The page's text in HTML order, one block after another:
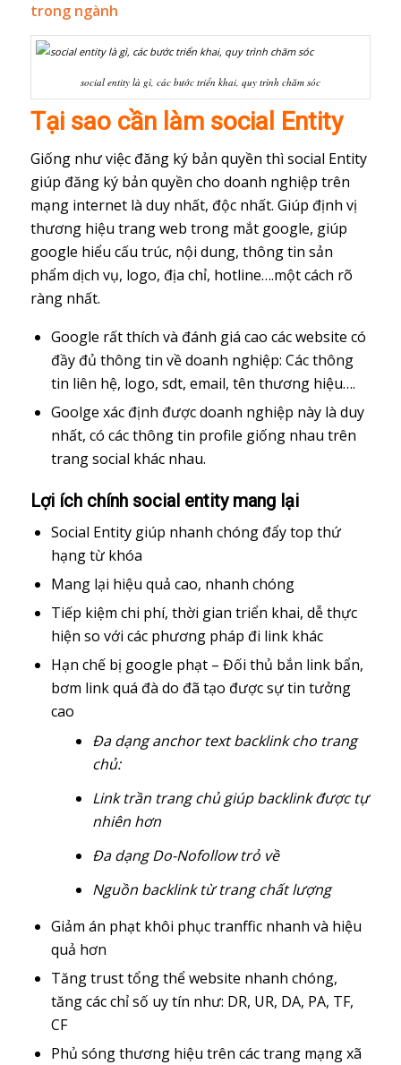
trong ngành
social entity là gì, các bước triển khai, quy trình chăm sóc
Tại sao cần làm social Entity
Giống như việc đăng ký bản quyền thì social Entity
giúp đăng ký bản quyền cho doanh nghiệp trên
mạng internet là duy nhất, độc nhất. Giúp định vị
thương hiệu trang web trong mắt google, giúp
google hiểu cấu trúc, nội dung, thông tin sản
phẩm dịch vụ, logo, địa chỉ, hotline….một cách rõ
ràng nhất.
Google rất thích và đánh giá cao các website có
đầy đủ thông tin về doanh nghiệp: Các thông
tin liên hệ, logo, sdt, email, tên thương hiệu….
Goolge xác định được doanh nghiệp này là duy
nhất, có các thông tin profile giống nhau trên
trang social khác nhau.
Lợi ích chính social entity mang lại
Social Entity giúp nhanh chóng đẩy top thứ
hạng từ khóa
Mang lại hiệu quả cao, nhanh chóng
Tiếp kiệm chi phí, thời gian triển khai, dễ thực
hiện so với các phương pháp đi link khác
Hạn chế bị google phạt – Đối thủ bắn link bẩn,
bơm link quá đà do đã tạo được sự tin tưởng
cao
Đa dạng anchor text backlink cho trang
chủ:
Link trần trang chủ giúp backlink được tự
nhiên hơn
Đa dạng Do-Nofollow trỏ về
Nguồn backlink từ trang chất lượng
Giảm án phạt khôi phục tranffic nhanh và hiệu
quả hơn
Tăng trust tổng thể website nhanh chóng,
tăng các chỉ số uy tín như: DR, UR, DA, PA, TF,
CF
Phủ sóng thương hiệu trên các trang mạng xã